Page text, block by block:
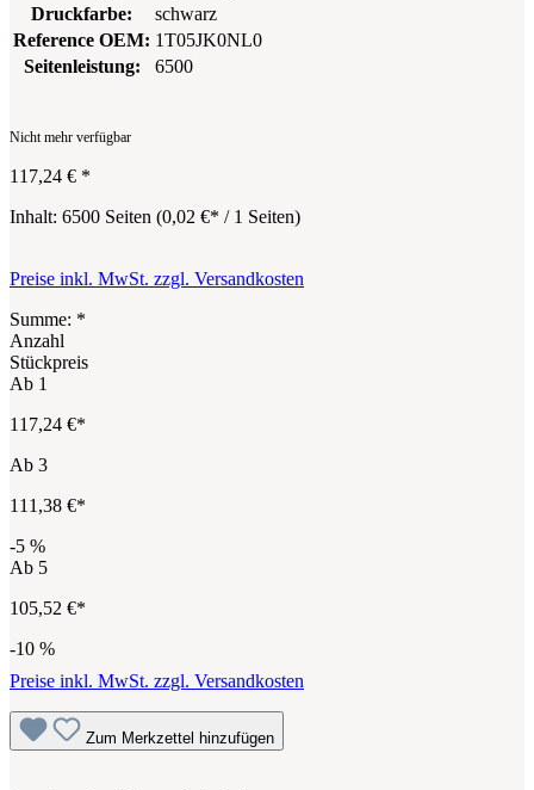
Druckfarbe:
schwarz
Reference OEM: 1T05JK0NL0
Seitenleistung:
6500
Nicht mehr verfügbar
117,24 € *
Inhalt: 6500 Seiten (0,02 €* / 1 Seiten)
Preise inkl. MwSt. zzgl. Versandkosten
Summe: *
Anzahl
Stückpreis
Ab 1
117,24 €*
Ab 3
111,38 €*
-5 %
Ab 5
105,52 €*
-10 %
Preise inkl. MwSt. zzgl. Versandkosten
Zum Merkzettel hinzufügen